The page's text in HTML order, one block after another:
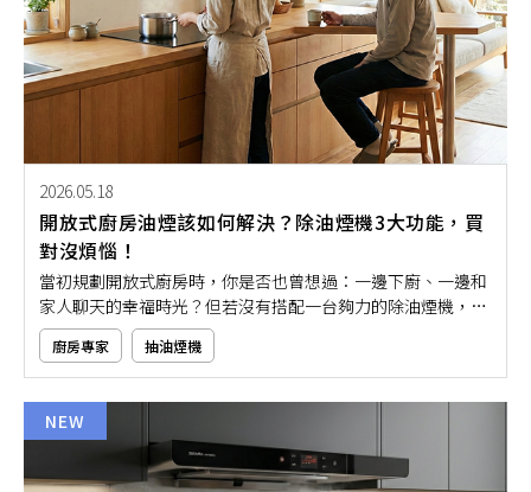
2026.05.18
開放式廚房油煙該如何解決？除油煙機3大功能，買
對沒煩惱！
當初規劃開放式廚房時，你是否也曾想過：一邊下廚、一邊和
家人聊天的幸福時光？但若沒有搭配一台夠力的除油煙機，等
到實際開火後，就會發現整個家都被油煙味包圍，那種「整個
家像油煙館」的無力感真的超崩潰。接下來，就讓本文從日常
生活出發，教你怎麼買對除油煙機，讓廚房好看又好用，烹飪
也能變成是一種享受！
廚房專家 抽油煙機
NEW